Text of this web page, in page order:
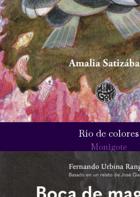
Río de colores
Monigote